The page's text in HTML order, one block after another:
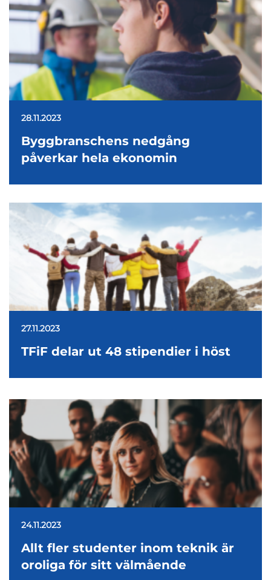
28.11.2023
Byggbranschens nedgång
påverkar hela ekonomin
27.11.2023
TFiF delar ut 48 stipendier i höst
24.11.2023
Allt fler studenter inom teknik är
oroliga för sitt välmående